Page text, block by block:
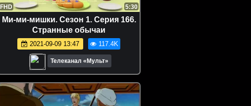
FHD 5:30
Ми-ми-мишки. Сезон 1. Серия 166.
Странные обычаи
2021-09-09 13:47 117.4K
Телеканал «Мульт»